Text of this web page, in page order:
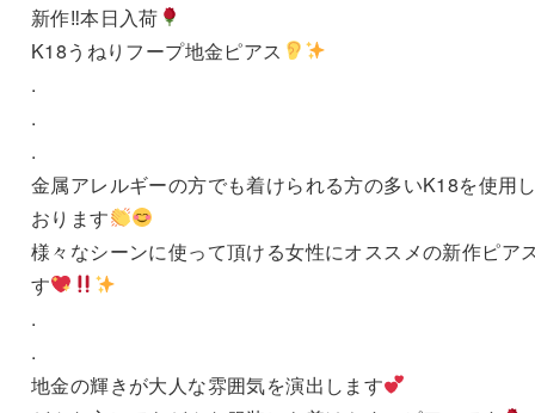
新作‼︎本日入荷
K18うねりフープ地金ピアス
.
.
.
金属アレルギーの方でも着けられる方の多いK18を使用
おります
様々なシーンに使って頂ける女性にオススメの新作ピア
す
.
.
地金の輝きが大人な雰囲気を演出します